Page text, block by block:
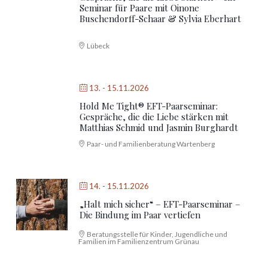
mit Oinone Buschendorff-Schaar & Sylvia Eberhart
Lübeck
Hold Me Tight® EFT-Paarseminar:
Gespräche, die die Liebe stärken mit
Matthias Schmid und Jasmin Burghardt
Paar- und Familienberatung Wartenberg
„Halt mich sicher“ – EFT-Paarseminar –
Die Bindung im Paar vertiefen
Beratungsstelle für Kinder, Jugendliche und
Familien im Familienzentrum Grünau